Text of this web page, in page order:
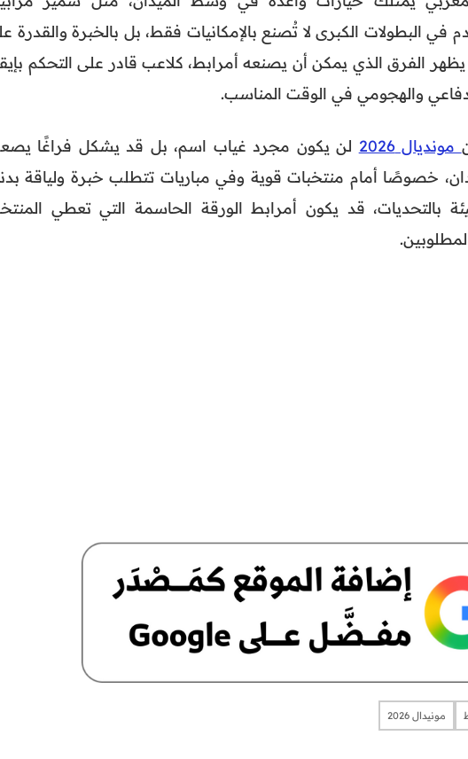
في البطولات الكبرى لا تُصنع بالإمكانيات فقط، بل بالخبرة والقدرة
الفرق الذي يمكن أن يصنعه أمرابط، كلاعب قادر على التحكم
والهجومي في الوقت المناسب.
مونديال 2026
لن يكون مجرد غياب اسم، بل قد يشكل فراغًا
خصوصًا أمام منتخبات قوية وفي مباريات تتطلب خبرة ولياقة
بالتحديات، قد يكون أمرابط الورقة الحاسمة التي تعطي
مونيدال 2026